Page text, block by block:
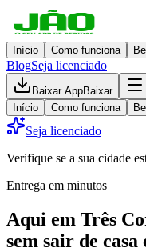
Início Como funciona
BlogSeja licenciado
Baixar AppBaixar
Início
Como funciona
Seja licenciado
Verifique se a sua cidade
Entrega em minutos
Aqui em Três
sem sair de casa